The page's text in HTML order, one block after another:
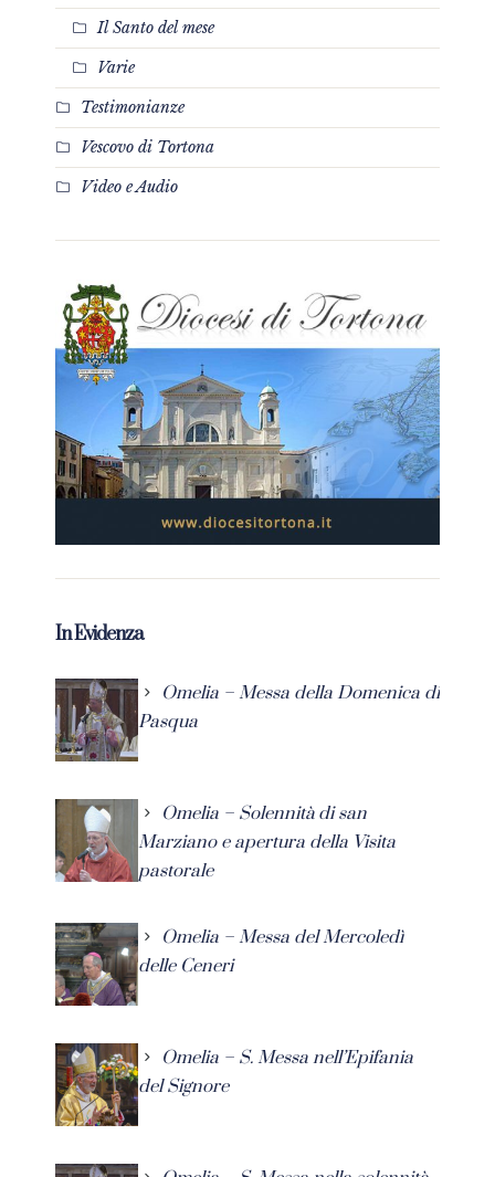
Il Santo del mese
Varie
Testimonianze
Vescovo di Tortona
Video e Audio
In Evidenza
Omelia – Messa della Domenica di
Pasqua
Omelia – Solennità di san
Marziano e apertura della Visita
pastorale
Omelia – Messa del Mercoledì
delle Ceneri
Omelia – S. Messa nell’Epifania
del Signore